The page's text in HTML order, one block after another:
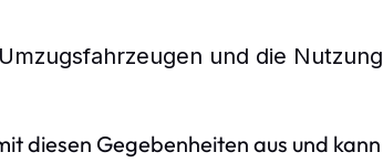
und die Nutzung
diesen Gegebenheiten aus und kann